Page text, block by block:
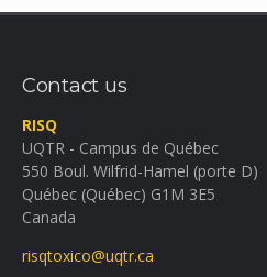
Contact us
RISQ
UQTR - Campus de Québec
550 Boul. Wilfrid-Hamel (porte D)
Québec (Québec) G1M 3E5
Canada
risqtoxico@uqtr.ca